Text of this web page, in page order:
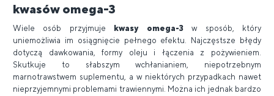
kwasów omega-3
Wiele osób przyjmuje kwasy omega-3w sposób, który
uniemożliwia im osiągnięcie pełnego efektu. Najczęstsze błędy
dotyczą dawkowania, formy oleju i łączenia z pożywieniem.
Skutkuje to słabszym wchłanianiem, niepotrzebnym
marnotrawstwem suplementu, a w niektórych przypadkach nawet
nieprzyjemnymi problemami trawiennymi. Można ich jednak bardzo